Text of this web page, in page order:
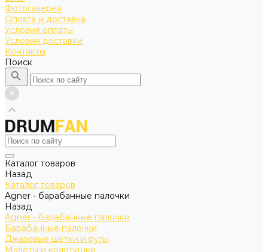
Фотогалерея
Оплата и доставка
Условия оплаты
Условия доставки
Контакты
Поиск
Каталог товаров
Назад
Каталог товаров
Agner - барабанные палочки
Назад
Agner - барабанные палочки
Барабанные палочки
Джазовые щетки и руты
Малеты и колотушки